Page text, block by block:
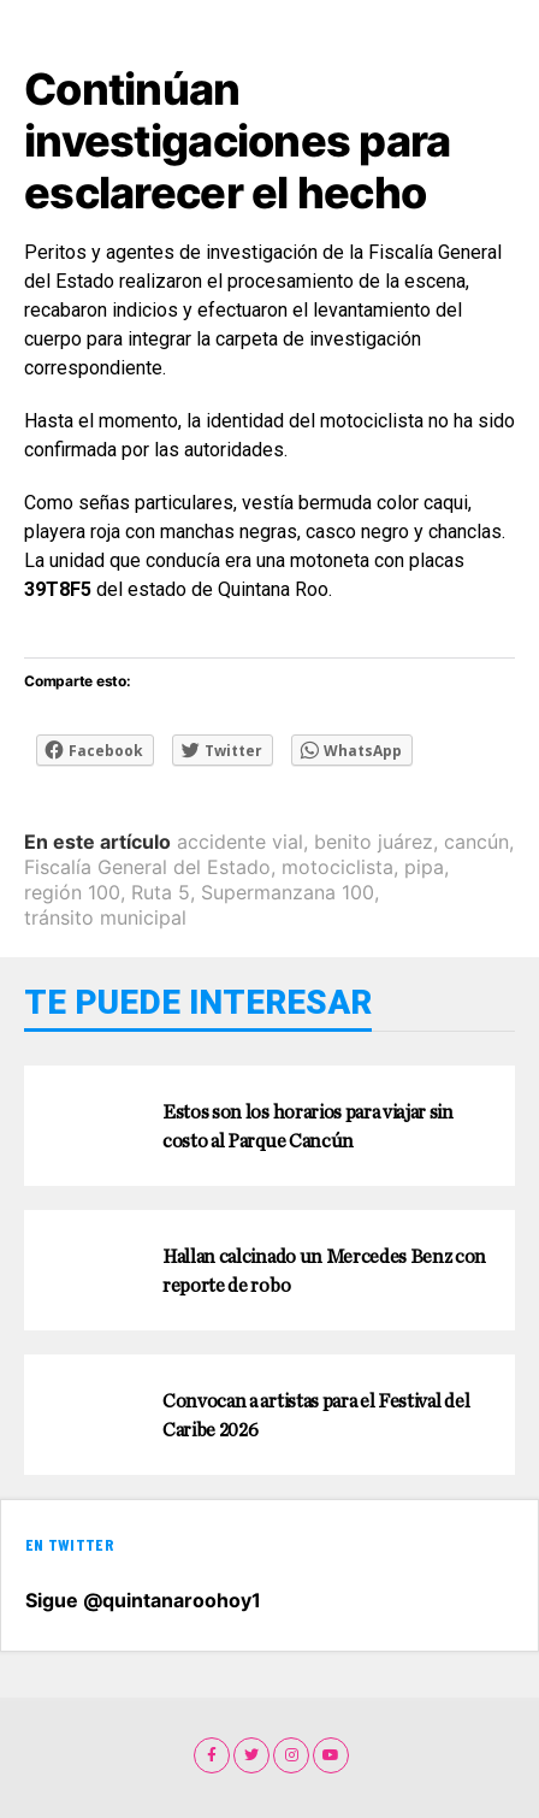
Continúan
investigaciones para
esclarecer el hecho
Peritos y agentes de investigación de la Fiscalía General
del Estado realizaron el procesamiento de la escena,
recabaron indicios y efectuaron el levantamiento del
cuerpo para integrar la carpeta de investigación
correspondiente.
Hasta el momento, la identidad del motociclista no ha sido
confirmada por las autoridades.
Como señas particulares, vestía bermuda color caqui,
playera roja con manchas negras, casco negro y chanclas.
La unidad que conducía era una motoneta con placas
39T8F5 del estado de Quintana Roo.
Comparte esto:
Facebook Twitter WhatsApp
En este artículo accidente vial, benito juárez, cancún,
Fiscalía General del Estado, motociclista, pipa,
región 100, Ruta 5, Supermanzana 100,
tránsito municipal
TE PUEDE INTERESAR
Estos son los horarios para viajar sin
costo al Parque Cancún
Hallan calcinado un Mercedes Benz con
reporte de robo
Convocan a artistas para el Festival del
Caribe 2026
EN TWITTER
Sigue @quintanaroohoy1